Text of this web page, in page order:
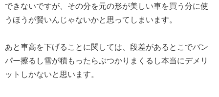
できないですが、その分を元の形が美しい車を買う分に使
うほうが賢いんじゃないかと思ってしまいます。
あと車高を下げることに関しては、段差があるとこでバン
パー擦るし雪が積もったらぶつかりまくるし本当にデメリ
ットしかないと思います。